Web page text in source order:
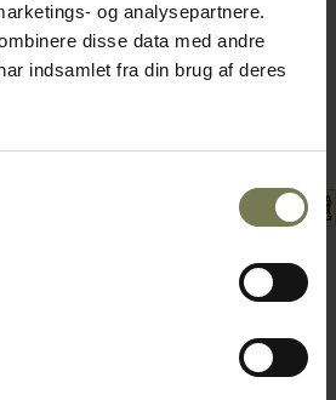
og analysepartnere.
disse data med andre
indsamlet fra din brug af deres
Compact GR200 W